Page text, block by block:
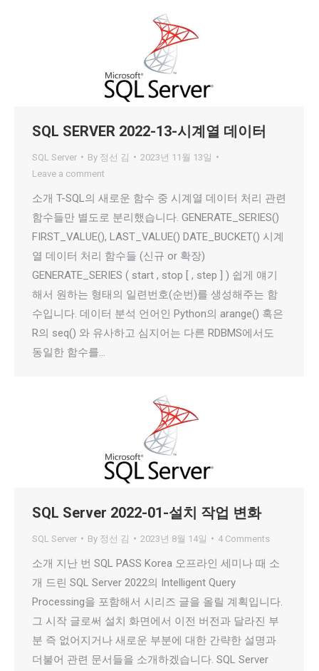
SQL SERVER 2022-13-시계열 데이터
SQL Server By 정선 김
2023년 11월 13일
Leave a comment
소개 T-SQL의 새로운 함수 중 시계열 데이터 처리 관련
함수들만 별도로 분리했습니다. GENERATE_SERIES()
FIRST_VALUE(), LAST_VALUE() DATE_BUCKET() 시계
열 데이터 처리 함수들 (신규 or 확장)
GENERATE_SERIES ( start , stop [ , step ] ) 쉽게 얘기
해서 원하는 형태의 일련번호(순번)를 생성해주는 함
수입니다. 데이터 분석 언어인 Python의 arange() 혹은
R의 seq() 와 유사하고 심지어는 다른 RDBMS에서도
동일한 함수를…
SQL Server 2022-01-설치 작업 변화
SQL Server By 정선 김 2023년 8월 14일 4 Comments
소개 지난 번 SQL PASS Korea 오프라인 세미나 때 소
개 드린 SQL Server 2022의 Intelligent Query
Processing을 포함해서 시리즈 글을 올릴 계획입니다.
그 시작 글로써 설치 화면에서 이전 버전과 달라진 부
분 즉 없어지거나 새로운 부분에 대한 간략한 설명과
더불어 관련 문서들을 소개하겠습니다. SQL Server